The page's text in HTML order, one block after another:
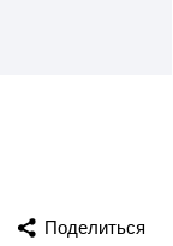
Поделиться